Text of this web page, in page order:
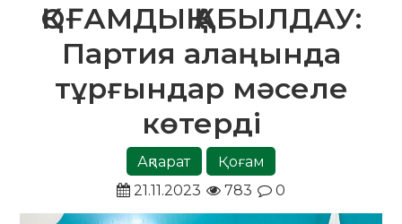
ҚОҒАМДЫҚ ҚАБЫЛДАУ:
Партия алаңында
тұрғындар мәселе
көтерді
Ақпарат
Қоғам
21.11.2023
783 0